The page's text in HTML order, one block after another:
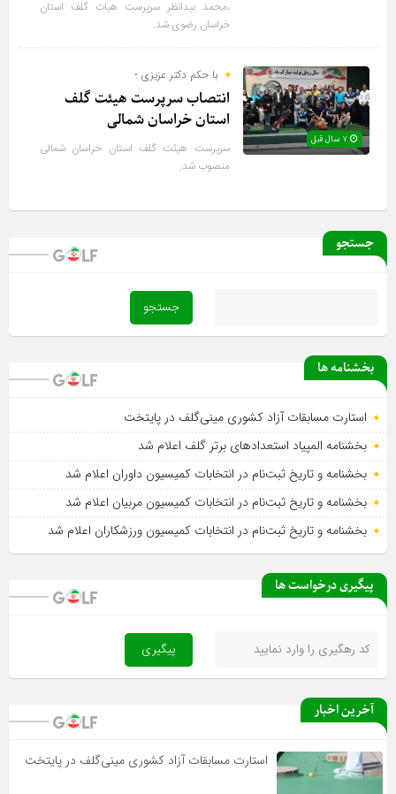
،محمد بیدانظر سرپرست هیات گلف استان
خراسان رضوی شد.
با حکم دکتر عزیزی ؛
انتصاب سرپرست هیئت گلف
استان خراسان شمالی
سرپرست هیئت گلف استان خراسان شمالی
منصوب شد.
جستجو
بخشنامه ها
استارت مسابقات آزاد کشوری مینی‌گلف در پایتخت
بخشنامه المپیاد استعدادهای برتر گلف اعلام شد
بخشنامه و تاریخ ثبت‌نام در انتخابات کمیسیون داوران اعلام شد
بخشنامه و تاریخ ثبت‌نام در انتخابات کمیسیون مربیان اعلام شد
بخشنامه و تاریخ ثبت‌نام در انتخابات کمیسیون ورزشکاران اعلام شد
پیگیری درخواست ها
آخرین اخبار
استارت مسابقات آزاد کشوری مینی‌گلف در پایتخت